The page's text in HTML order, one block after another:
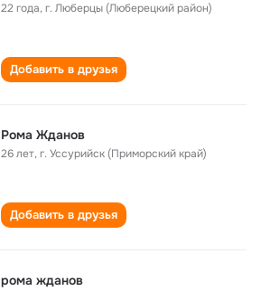
22 года,г. Люберцы (Люберецкий район)
Добавить в друзья
Рома Жданов
26 лет,г. Уссурийск (Приморский край)
Добавить в друзья
рома жданов